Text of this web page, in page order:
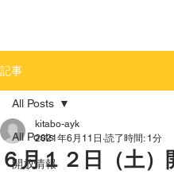
記事
All Posts
開放情報
All Posts
６月１２日（土）
kitabo-ayk
2021年6月11日 読了時間: 1分